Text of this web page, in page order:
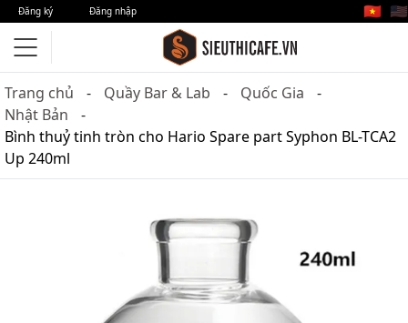
Đăng ký Đăng nhập 🇻🇳 🇺🇸
Trang chủ Quầy Bar & Lab
Quốc Gia
Nhật Bản
Bình thuỷ tinh tròn cho Hario Spare part Syphon BL-TCA2
Up 240ml